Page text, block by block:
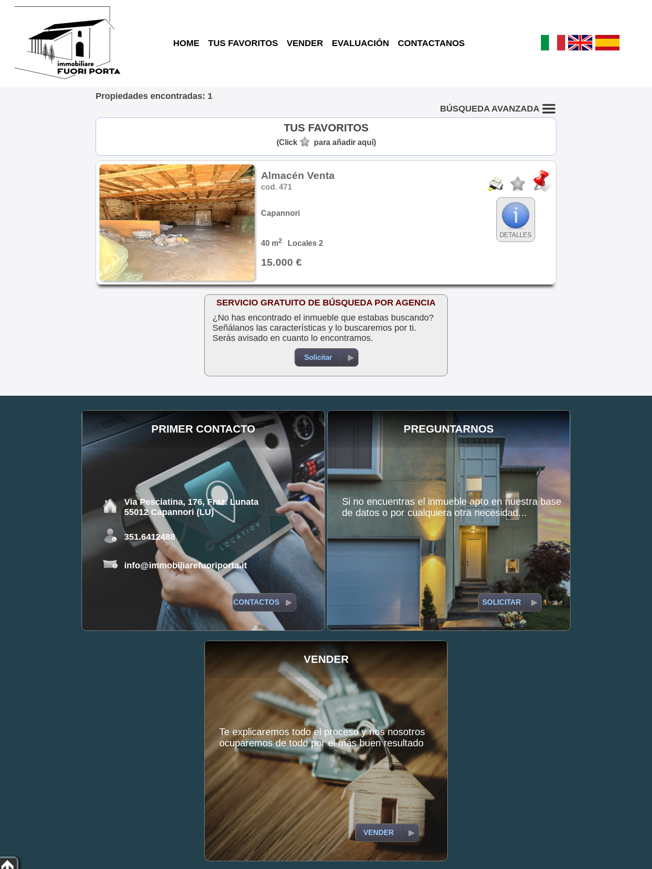
HOME TUS FAVORITOS VENDER EVALUACIÓN CONTACTANOS
Propiedades encontradas: 1
BÚSQUEDA AVANZADA
TUS FAVORITOS
(Click para añadir aquí)
Almacén Venta
cod. 471
Capannori
40 m2 Locales 2
15.000 €
DETALLES
SERVICIO GRATUITO DE BÚSQUEDA POR AGENCIA
¿No has encontrado el inmueble que estabas buscando?
Señálanos las características y lo buscaremos por ti.
Serás avisado en cuanto lo encontramos.
Solicitar
PRIMER CONTACTO
Via Pesciatina, 176, Fraz. Lunata
55012 Capannori (LU)
351.6412488
info@immobiliarefuoriporta.it
CONTACTOS
PREGUNTARNOS
Si no encuentras el inmueble apto en nuestra base
de datos o por cualquiera otra necesidad...
SOLICITAR
VENDER
Te explicaremos todo el proceso y nos nosotros
ocuparemos de todo por el más buen resultado
VENDER